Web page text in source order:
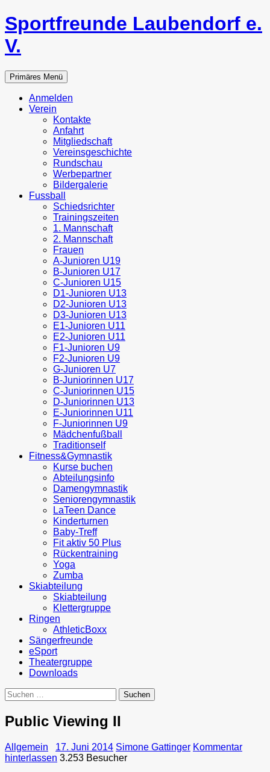
Zum
Inhalt
springen
Sportfreunde Laubendorf e.
V.
Suchen
Primäres Menü
Anmelden
Verein
Kontakte
Anfahrt
Mitgliedschaft
Vereinsgeschichte
Rundschau
Werbepartner
Bildergalerie
Fussball
Schiedsrichter
Trainingszeiten
1. Mannschaft
2. Mannschaft
Frauen
A-Junioren U19
B-Junioren U17
C-Junioren U15
D1-Junioren U13
D2-Junioren U13
D3-Junioren U13
E1-Junioren U11
E2-Junioren U11
F1-Junioren U9
F2-Junioren U9
G-Junioren U7
B-Juniorinnen U17
C-Juniorinnen U15
D-Juniorinnen U13
E-Juniorinnen U11
F-Juniorinnen U9
Mädchenfußball
Traditionself
Fitness&Gymnastik
Kurse buchen
Abteilungsinfo
Damengymnastik
Seniorengymnastik
LaTeen Dance
Kinderturnen
Baby-Treff
Fit aktiv 50 Plus
Rückentraining
Yoga
Zumba
Skiabteilung
Skiabteilung
Klettergruppe
Ringen
AthleticBoxx
Sängerfreunde
eSport
Theatergruppe
Downloads
Suchen
nach:
Public Viewing II
Allgemein 17. Juni 2014 Simone Gattinger Kommentar
hinterlassen 3.253 Besucher